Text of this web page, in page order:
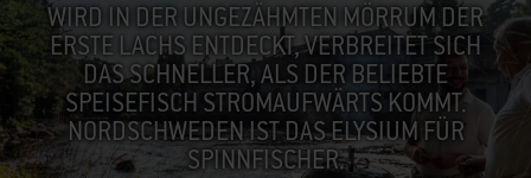
WIRD IN DER UNGEZÄHMTEN MÖRRUM DER
ERSTE LACHS ENTDECKT, VERBREITET SICH
DAS SCHNELLER, ALS DER BELIEBTE
SPEISEFISCH STROMAUFWÄRTS KOMMT.
NORDSCHWEDEN IST DAS ELYSIUM FÜR
SPINNFISCHER.